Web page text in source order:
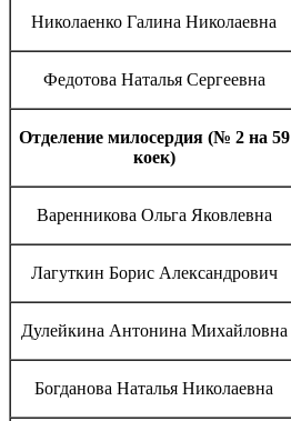
Николаенко Галина Николаевна
Федотова Наталья Сергеевна
Отделение милосердия (№ 2 на 59
коек)
Варенникова Ольга Яковлевна
Лагуткин Борис Александрович
Дулейкина Антонина Михайловна
Богданова Наталья Николаевна